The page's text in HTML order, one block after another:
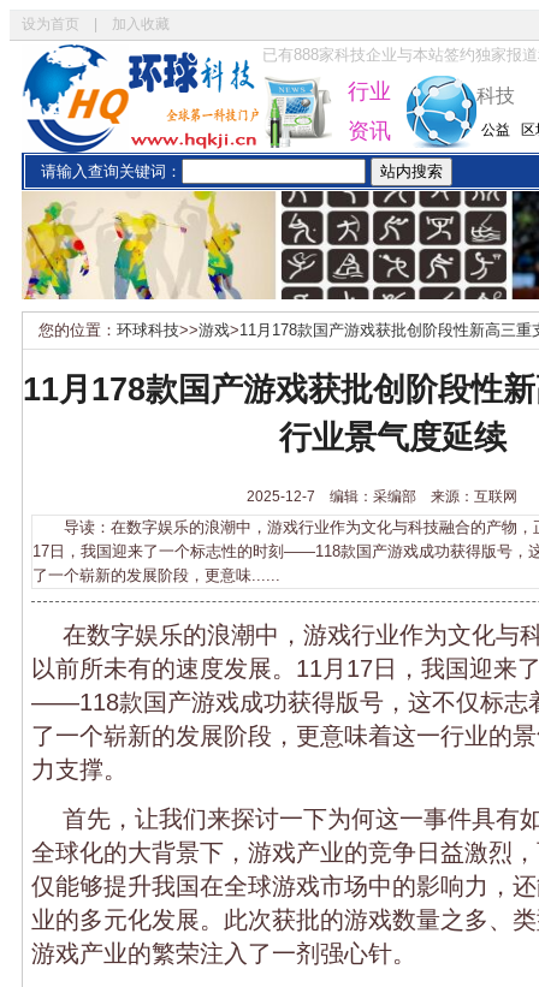
设为首页 加入收藏
已有888家科技企业与本站签约独家报
行业
资讯
科技
公益
请输入查询关键词：
您的位置： 环球科技>>游戏>11月178款国产游戏获批创阶段性新高三
11月178款国产游戏获批创阶段性
行业景气度延续
2025-12-7 编辑：采编部 来源：互联网
导读：在数字娱乐的浪潮中，游戏行业作为文化与科技融合的产物，
17日，我国迎来了一个标志性的时刻——118款国产游戏成功获得版号，
了一个崭新的发展阶段，更意味......
在数字娱乐的浪潮中，游戏行业作为文化与
以前所未有的速度发展。11月17日，我国迎来
——118款国产游戏成功获得版号，这不仅标志
了一个崭新的发展阶段，更意味着这一行业的
力支撑。
首先，让我们来探讨一下为何这一事件具有
全球化的大背景下，游戏产业的竞争日益激烈
仅能够提升我国在全球游戏市场中的影响力，
业的多元化发展。此次获批的游戏数量之多、
游戏产业的繁荣注入了一剂强心针。